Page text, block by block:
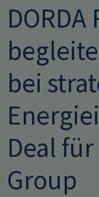
bei
Deal
Group